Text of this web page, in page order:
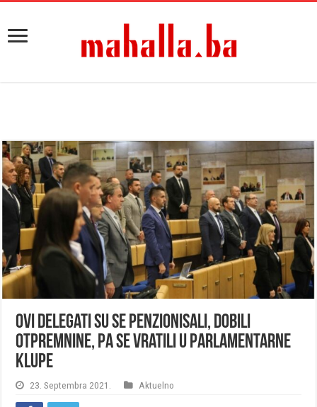
Ovi delegati su se penzionisali, dobili
otpremnine, pa se vratili u parlamentarne
klupe
23. Septembra 2021. Aktuelno